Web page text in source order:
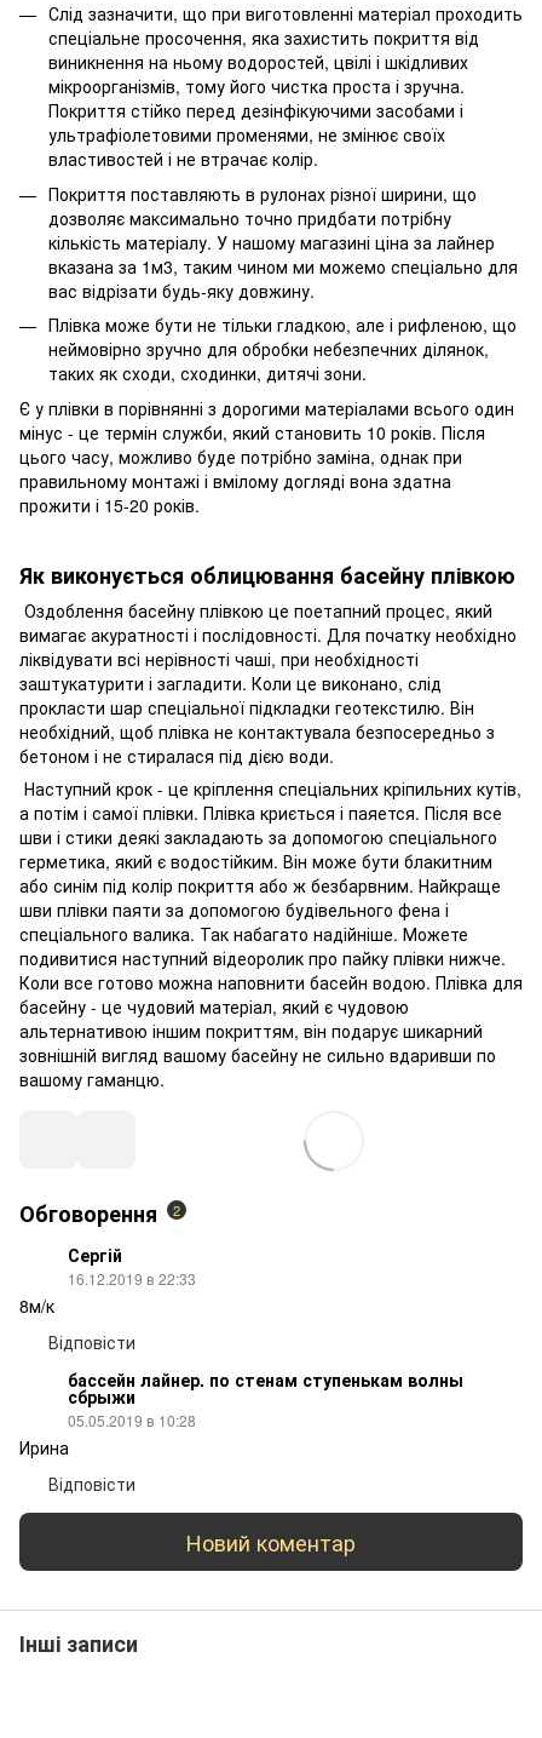
Слід зазначити, що при виготовленні матеріал проходить
спеціальне просочення, яка захистить покриття від
виникнення на ньому водоростей, цвілі і шкідливих
мікроорганізмів, тому його чистка проста і зручна.
Покриття стійко перед дезінфікуючими засобами і
ультрафіолетовими променями, не змінює своїх
властивостей і не втрачає колір.
Покриття поставляють в рулонах різної ширини, що
дозволяє максимально точно придбати потрібну
кількість матеріалу. У нашому магазині ціна за лайнер
вказана за 1м3, таким чином ми можемо спеціально для
вас відрізати будь-яку довжину.
Плівка може бути не тільки гладкою, але і рифленою, що
неймовірно зручно для обробки небезпечних ділянок,
таких як сходи, сходинки, дитячі зони.
Є у плівки в порівнянні з дорогими матеріалами всього один
мінус - це термін служби, який становить 10 років. Після
цього часу, можливо буде потрібно заміна, однак при
правильному монтажі і вмілому догляді вона здатна
прожити і 15-20 років.
Як виконується облицювання басейну плівкою
Оздоблення басейну плівкою це поетапний процес, який
вимагає акуратності і послідовності. Для початку необхідно
ліквідувати всі нерівності чаші, при необхідності
заштукатурити і загладити. Коли це виконано, слід
прокласти шар спеціальної підкладки геотекстилю. Він
необхідний, щоб плівка не контактувала безпосередньо з
бетоном і не стиралася під дією води.
Наступний крок - це кріплення спеціальних кріпильних кутів,
а потім і самої плівки. Плівка криється і паяется. Після все
шви і стики деякі закладають за допомогою спеціального
герметика, який є водостійким. Він може бути блакитним
або синім під колір покриття або ж безбарвним. Найкраще
шви плівки паяти за допомогою будівельного фена і
спеціального валика. Так набагато надійніше. Можете
подивитися наступний відеоролик про пайку плівки нижче.
Коли все готово можна наповнити басейн водою. Плівка для
басейну - це чудовий матеріал, який є чудовою
альтернативою іншим покриттям, він подарує шикарний
зовнішній вигляд вашому басейну не сильно вдаривши по
вашому гаманцю.
Обговорення 2
Сергій
16.12.2019 в 22:33
8м/к
Відповісти
бассейн лайнер. по стенам ступенькам волны
сбрыжи
05.05.2019 в 10:28
Ирина
Відповісти
Новий коментар
Інші записи